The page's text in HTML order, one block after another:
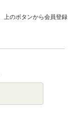
上のボタンから会員登録